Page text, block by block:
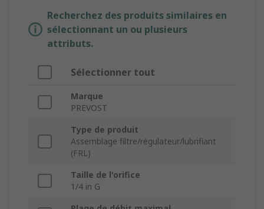
Recherchez des produits similaires en
sélectionnant un ou plusieurs
attributs.
Sélectionner tout
Marque
PREVOST
Type de produit
Assemblage filtre/régulateur/lubrifiant
(FRL)
Taille de l'orifice
1/4 in G